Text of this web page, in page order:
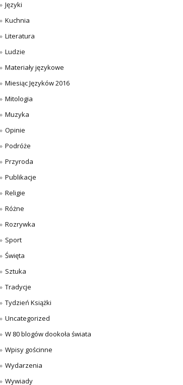
Języki
Kuchnia
Literatura
Ludzie
Materiały językowe
Miesiąc Języków 2016
Mitologia
Muzyka
Opinie
Podróże
Przyroda
Publikacje
Religie
Różne
Rozrywka
Sport
Święta
Sztuka
Tradycje
Tydzień Książki
Uncategorized
W 80 blogów dookoła świata
Wpisy gościnne
Wydarzenia
Wywiady